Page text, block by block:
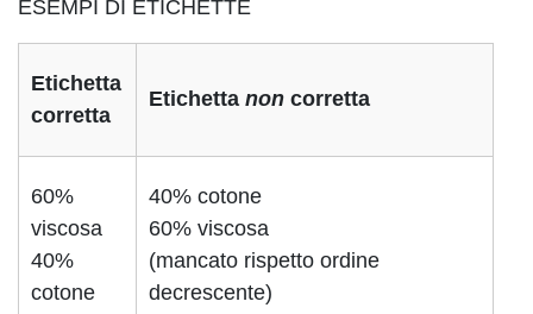
ESEMPI DI ETICHETTE
Etichetta
corretta
Etichetta non corretta
60%
viscosa
40%
cotone
40% cotone
60% viscosa
(mancato rispetto ordine
decrescente)